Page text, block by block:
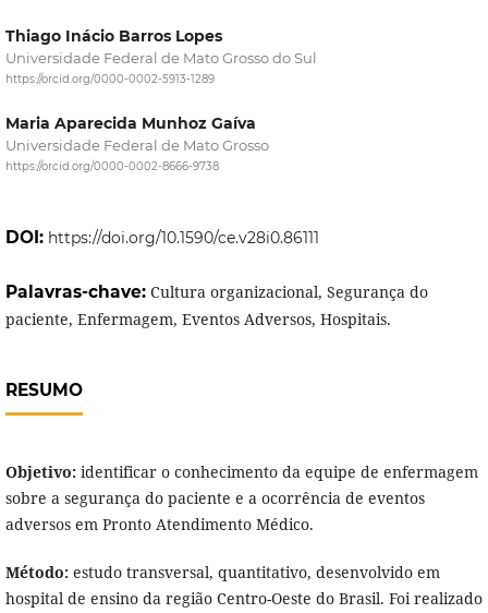
Thiago Inácio Barros Lopes
Universidade Federal de Mato Grosso do Sul
https://orcid.org/0000-0002-5913-1289
Maria Aparecida Munhoz Gaíva
Universidade Federal de Mato Grosso
https://orcid.org/0000-0002-8666-9738
DOI: https://doi.org/10.1590/ce.v28i0.86111
Palavras-chave: Cultura organizacional, Segurança do
paciente, Enfermagem, Eventos Adversos, Hospitais.
RESUMO
Objetivo:identificar o conhecimento da equipe de enfermagem
sobre a segurança do paciente e a ocorrência de eventos
adversos em Pronto Atendimento Médico.
Método:estudo transversal, quantitativo, desenvolvido em
hospital de ensino da região Centro-Oeste do Brasil. Foi realizado